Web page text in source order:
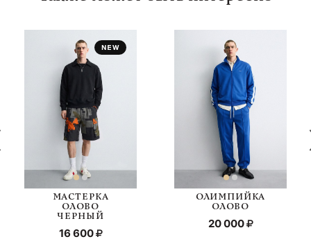
МАСТЕРКА
ОЛОВО
ЧЕРНЫЙ
16 600
ОЛИМПИЙКА
ОЛОВО
20 000